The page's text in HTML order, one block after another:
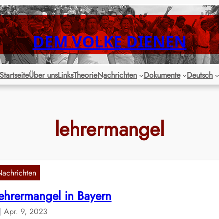
DEM VOLKE DIENEN
StartseiteÜber unsLinksTheorieNachrichten Dokumente Deutsch
lehrermangel
in Bayern
Apr. 9, 2023